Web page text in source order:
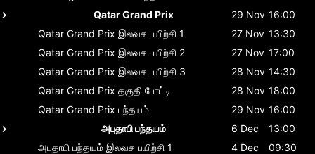
Qatar Grand Prix
29 Nov 16:00
Qatar Grand Prix இலவச பயிற்சி 1 27 Nov 13:30
Qatar Grand Prix இலவச பயிற்சி 2 27 Nov 17:00
Qatar Grand Prix இலவச பயிற்சி 3 28 Nov 14:30
Qatar Grand Prix தகுதி போட்டி 28 Nov 18:00
Qatar Grand Prix பந்தயம் 29 Nov 16:00
அபுதாபி பந்தயம்
6 Dec
13:00
அபுதாபி பந்தயம் இலவச பயிற்சி 1 4 Dec
09:30